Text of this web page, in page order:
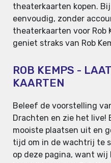
theaterkaarten kopen.
eenvoudig, zonder
theaterkaarten voor Rob
geniet straks van Rob
ROB KEMPS -
KAARTEN
Beleef de voorstelling
Drachten en zie het live!
mooiste plaatsen uit en
tijd om in de wachtrij te
op deze pagina, want wij